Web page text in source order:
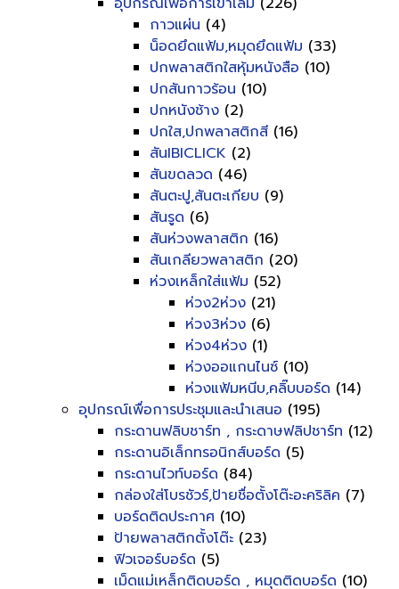
กาวแผ่น (4)
น็อดยึดแฟ้ม,หมุดยึดแฟ้ม (33)
ปกพลาสติกใสหุ้มหนังสือ (10)
ปกสันกาวร้อน (10)
ปกหนังช้าง (2)
ปกใส,ปกพลาสติกสี (16)
สันIBICLICK (2)
สันขดลวด (46)
สันตะปู,สันตะเกียบ (9)
สันรูด (6)
สันห่วงพลาสติก (16)
สันเกลียวพลาสติก (20)
ห่วงเหล็กใส่แฟ้ม (52)
ห่วง2ห่วง (21)
ห่วง3ห่วง (6)
ห่วง4ห่วง (1)
ห่วงออแกนไนซ์ (10)
ห่วงแฟ้มหนีบ,คลิ๊บบอร์ด (14)
อุปกรณ์เพื่อการประชุมและนำเสนอ (195)
กระดานฟลิบชาร์ท , กระดาษฟลิปชาร์ท (12)
กระดานอิเล็กทรอนิกส์บอร์ด (5)
กระดานไวท์บอร์ด (84)
กล่องใส่โบรชัวร์,ป้ายชื่อตั้งโต๊ะอะคริลิค (7)
บอร์ดติดประกาศ (10)
ป้ายพลาสติกตั้งโต๊ะ (23)
ฟิวเจอร์บอร์ด (5)
เม็ดแม่เหล็กติดบอร์ด , หมุดติดบอร์ด (10)